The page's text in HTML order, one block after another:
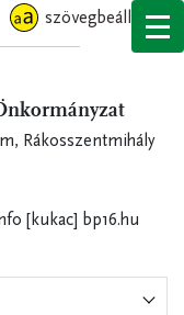
szövegbeállítások
Rákosszentmihály
[kukac] bp16.hu